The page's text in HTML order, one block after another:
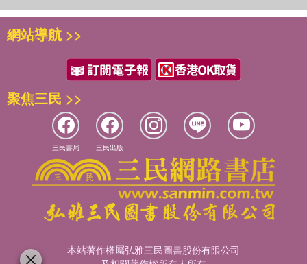
網站導航 >>
聚焦三民 >>
三民書局 三民出版
本站著作權屬弘雅三民圖書股份有限公司